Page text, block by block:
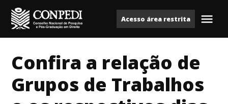
para
o
ConpediAcesso área restrita
Confira a relação de
Grupos de Trabalhos